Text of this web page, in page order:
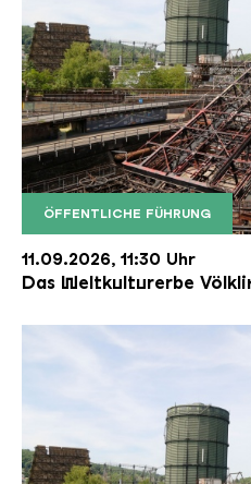
ÖFFENTLICHE FÜHRUNG
Der Erzschrägaufzug
Copyright:
11.09.2026, 11:30 Uhr
Das Weltkulturerbe